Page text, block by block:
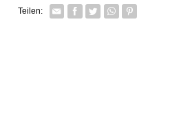
Teilen: Facebook
TwitterWhatsapp senden
Pin it